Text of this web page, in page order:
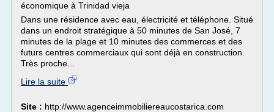
économique à Trinidad vieja
Dans une résidence avec eau, électricité et téléphone. Situé
dans un endroit stratégique à 50 minutes de San José, 7
minutes de la plage et 10 minutes des commerces et des
futurs centres commerciaux qui sont déjà en construction.
Très proche...
Lire la suite
Site : http://www.agenceimmobiliereaucostarica.com